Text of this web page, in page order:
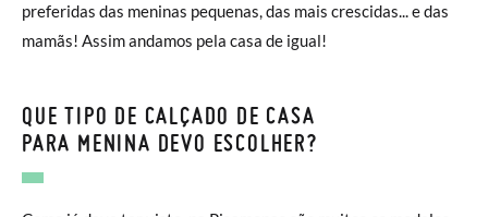
preferidas das meninas pequenas, das mais crescidas... e das
mamãs! Assim andamos pela casa de igual!
QUE TIPO DE CALÇADO DE CASA
PARA MENINA DEVO ESCOLHER?